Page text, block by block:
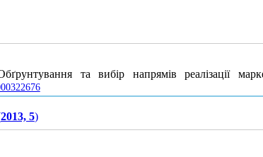
та вибір напрямів реалізації
2013, 5)